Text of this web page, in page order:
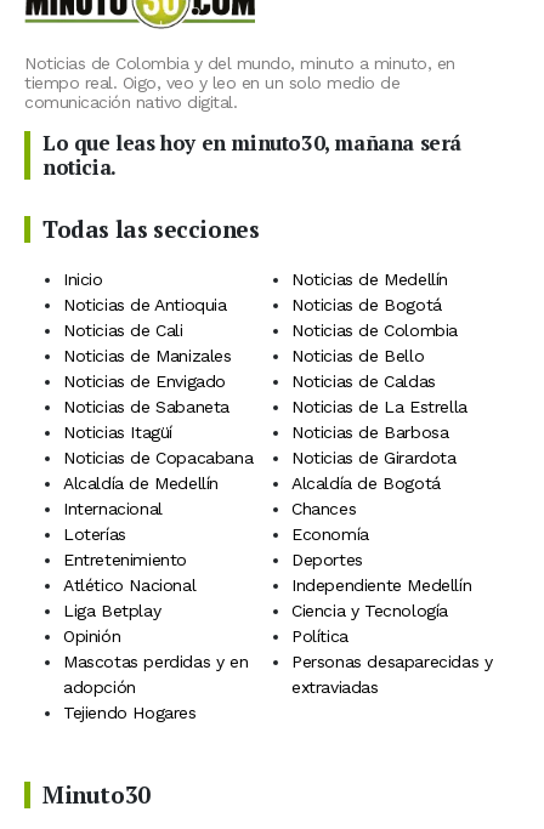
Noticias de Colombia y del mundo, minuto a minuto, en
tiempo real. Oigo, veo y leo en un solo medio de
comunicación nativo digital.
Lo que leas hoy en minuto30, mañana será
noticia.
Todas las secciones
Inicio
Noticias de Medellín
Noticias de Antioquia
Noticias de Bogotá
Noticias de Cali
Noticias de Colombia
Noticias de Manizales
Noticias de Bello
Noticias de Envigado
Noticias de Caldas
Noticias de Sabaneta
Noticias de La Estrella
Noticias Itagüí
Noticias de Barbosa
Noticias de Copacabana
Noticias de Girardota
Alcaldía de Medellín
Alcaldía de Bogotá
Internacional
Chances
Loterías
Economía
Entretenimiento
Deportes
Atlético Nacional
Independiente Medellín
Liga Betplay
Ciencia y Tecnología
Opinión
Política
Mascotas perdidas y en
adopción
Personas desaparecidas y
extraviadas
Tejiendo Hogares
Minuto30